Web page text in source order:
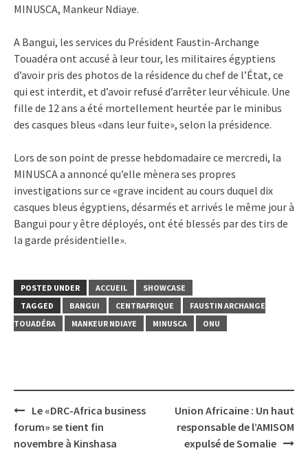
MINUSCA, Mankeur Ndiaye.
A Bangui, les services du Président Faustin-Archange
Touadéra ont accusé à leur tour, les militaires égyptiens
d’avoir pris des photos de la résidence du chef de l’État, ce
qui est interdit, et d’avoir refusé d’arrêter leur véhicule. Une
fille de 12 ans a été mortellement heurtée par le minibus
des casques bleus «dans leur fuite», selon la présidence.
Lors de son point de presse hebdomadaire ce mercredi, la
MINUSCA a annoncé qu’elle mènera ses propres
investigations sur ce «grave incident au cours duquel dix
casques bleus égyptiens, désarmés et arrivés le même jour à
Bangui pour y être déployés, ont été blessés par des tirs de
la garde présidentielle».
POSTED UNDER ACCUEIL
SHOWCASE
TAGGED
BANGUI CENTRAFRIQUE
FAUSTIN ARCHANGE
TOUADÉRA
MANKEUR NDIAYE MINUSCA ONU
Post
navigation
Le «DRC-Africa business
forum» se tient fin
novembre à Kinshasa
Union Africaine : Un haut
responsable de l’AMISOM
expulsé de Somalie